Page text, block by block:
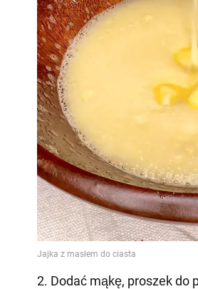
2. Dodać mąkę, proszek do